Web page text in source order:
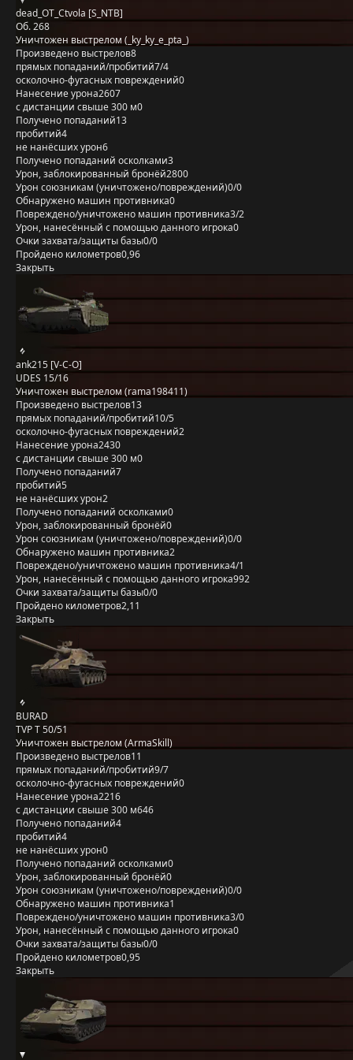
dead_OT_Ctvola [S_NTB]
Об. 268
Уничтожен выстрелом (_ky_ky_e_pta_)
Произведено выстрелов8
прямых попаданий/пробитий7/4
осколочно-фугасных повреждений0
Нанесение урона2607
с дистанции свыше 300 м0
Получено попаданий13
пробитий4
не нанёсших урон6
Получено попаданий осколками3
Урон, заблокированный бронёй2800
Урон союзникам (уничтожено/повреждений)0/0
Обнаружено машин противника0
Повреждено/уничтожено машин противника3/2
Урон, нанесённый с помощью данного игрока0
Очки захвата/защиты базы0/0
Пройдено километров0,96
Закрыть
ank215 [V-C-O]
UDES 15/16
Уничтожен выстрелом (rama198411)
Произведено выстрелов13
прямых попаданий/пробитий10/5
осколочно-фугасных повреждений2
Нанесение урона2430
с дистанции свыше 300 м0
Получено попаданий7
пробитий5
не нанёсших урон2
Получено попаданий осколками0
Урон, заблокированный бронёй0
Урон союзникам (уничтожено/повреждений)0/0
Обнаружено машин противника2
Повреждено/уничтожено машин противника4/1
Урон, нанесённый с помощью данного игрока992
Очки захвата/защиты базы0/0
Пройдено километров2,11
Закрыть
BURAD
TVP T 50/51
Уничтожен выстрелом (ArmaSkill)
Произведено выстрелов11
прямых попаданий/пробитий9/7
осколочно-фугасных повреждений0
Нанесение урона2216
с дистанции свыше 300 м646
Получено попаданий4
пробитий4
не нанёсших урон0
Получено попаданий осколками0
Урон, заблокированный бронёй0
Урон союзникам (уничтожено/повреждений)0/0
Обнаружено машин противника1
Повреждено/уничтожено машин противника3/0
Урон, нанесённый с помощью данного игрока0
Очки захвата/защиты базы0/0
Пройдено километров0,95
Закрыть